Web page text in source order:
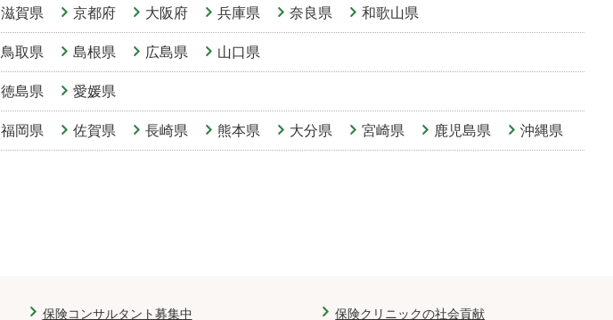
滋賀県 京都府 大阪府 兵庫県 奈良県 和歌山県
鳥取県 島根県 広島県 山口県
徳島県 愛媛県
福岡県 佐賀県 長崎県 熊本県 大分県 宮崎県 鹿児島県 沖縄県
保険コンサルタント募集中 保険クリニックの社会貢献